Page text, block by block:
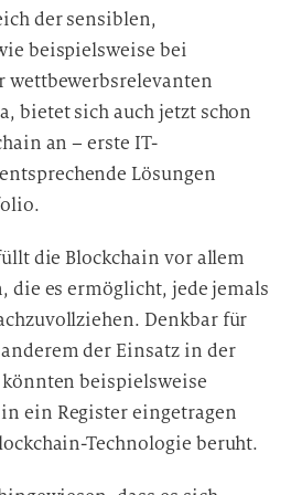
der sensiblen,
beispielsweise bei
bietet sich auch jetzt schon
an – erste IT-
Lösungen
die Blockchain vor allem
die es ermöglicht, jede jemals
Denkbar für
der Einsatz in der
beispielsweise
ein Register eingetragen
Technologie beruht.